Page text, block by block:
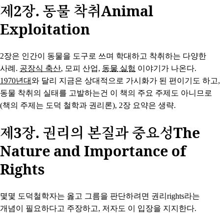
제2장. 동물 착취Animal
Exploitation
2장은 인간이 동물을 도구로 쓰며 학대하고 착취하는 다양한
사례. 공장식 축산, 모피 산업, 동물 실험 이야기가 나온다.
1970년대와 달리 지금은 상대적으로 가시화가 된 편이기도 하고,
동물 착취의 실태를 고발하는건 이 책의 주요 주제도 아니므로
(책의 주제는 도덕 철학과 권리론), 2장 요약은 생략.
제3장. 권리의 본질과 중요성The
Nature and Importance of
Rights
몇몇 도덕철학자는 옳고 그름을 판단하려면 권리rights라는
개념이 필요하다고 주장하고, 저자도 이 입장을 지지한다.